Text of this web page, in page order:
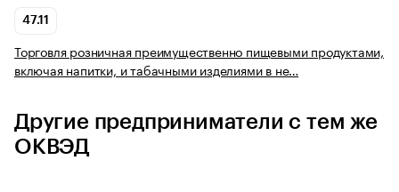
47.11
Торговля розничная преимущественно пищевыми продуктами,
включая напитки, и табачными изделиями в не…
Другие предприниматели с тем же
ОКВЭД